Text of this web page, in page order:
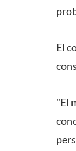
El
"El